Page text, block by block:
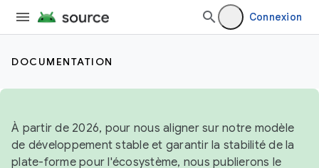
Connexion
DOCUMENTATION
À partir de 2026, pour nous aligner sur notre modèle
de développement stable et garantir la stabilité de la
plate-forme pour l'écosystème, nous publierons le